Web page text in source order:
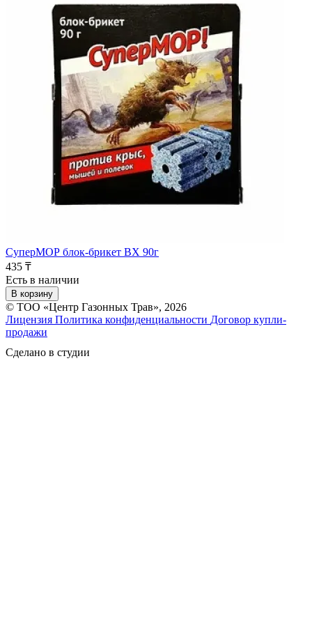
СуперМОР блок-брикет ВХ 90г
435 ₸
Есть в наличии
В корзину
© ТОО «Центр Газонных Трав», 2026
Лицензия Политика конфиденциальности Договор купли-
продажи
Сделано в студии